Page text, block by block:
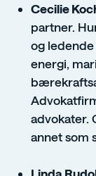
Cecilie
partner.
og
energi,
advokater.
annet som
Linda